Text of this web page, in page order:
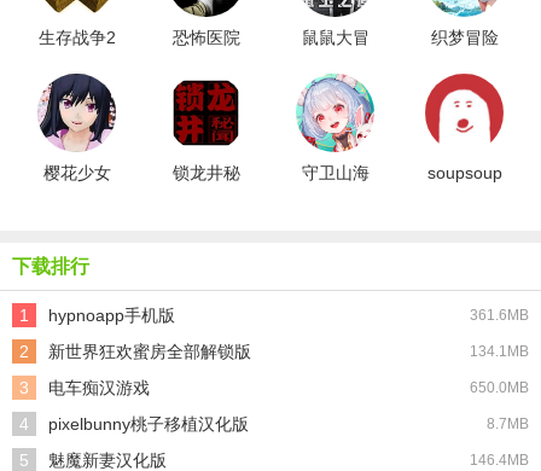
生存战争2
界模组
恐怖医院
鼠鼠大冒
织梦冒险
樱花少女
锁龙井秘
守卫山海 soupsoup
下载排行
1 hypnoapp手机版 361.6MB
2 新世界狂欢蜜房全部解锁版 134.1MB
3 电车痴汉游戏 650.0MB
4 pixelbunny桃子移植汉化版 8.7MB
5 魅魔新妻汉化版 146.4MB